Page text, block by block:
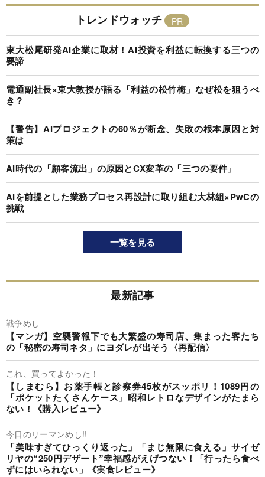
トレンドウォッチ
東大松尾研発AI企業に取材！AI投資を利益に転換する三つの
要諦
電通副社長×東大教授が語る「利益の松竹梅」なぜ松を狙うべ
き？
【警告】AIプロジェクトの60％が断念、失敗の根本原因と対
策は
AI時代の「顧客流出」の原因とCX変革の「三つの要件」
AIを前提とした業務プロセス再設計に取り組む大林組×PwCの
挑戦
一覧を見る
最新記事
戦争めし
【マンガ】空襲警報下でも大繁盛の寿司店、集まった客たち
の「秘密の寿司ネタ」にヨダレが出そう〈再配信〉
これ、買ってよかった！
【しまむら】お薬手帳と診察券45枚がスッポリ！1089円の
「ポケットたくさんケース」昭和レトロなデザインがたまら
ない！《購入レビュー》
今日のリーマンめし!!
「美味すぎてひっくり返った」「まじ無限に食える」サイゼ
リヤの“250円デザート”幸福感がえげつない！「行ったら食べ
ずにはいられない」《実食レビュー》